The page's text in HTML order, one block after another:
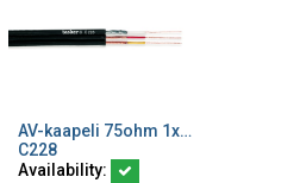
Add to Cart
AV-kaapeli 75ohm 1x75ohm+2x0,14 litteä, ulkomitta 3,4x10,4
C228
Availability: